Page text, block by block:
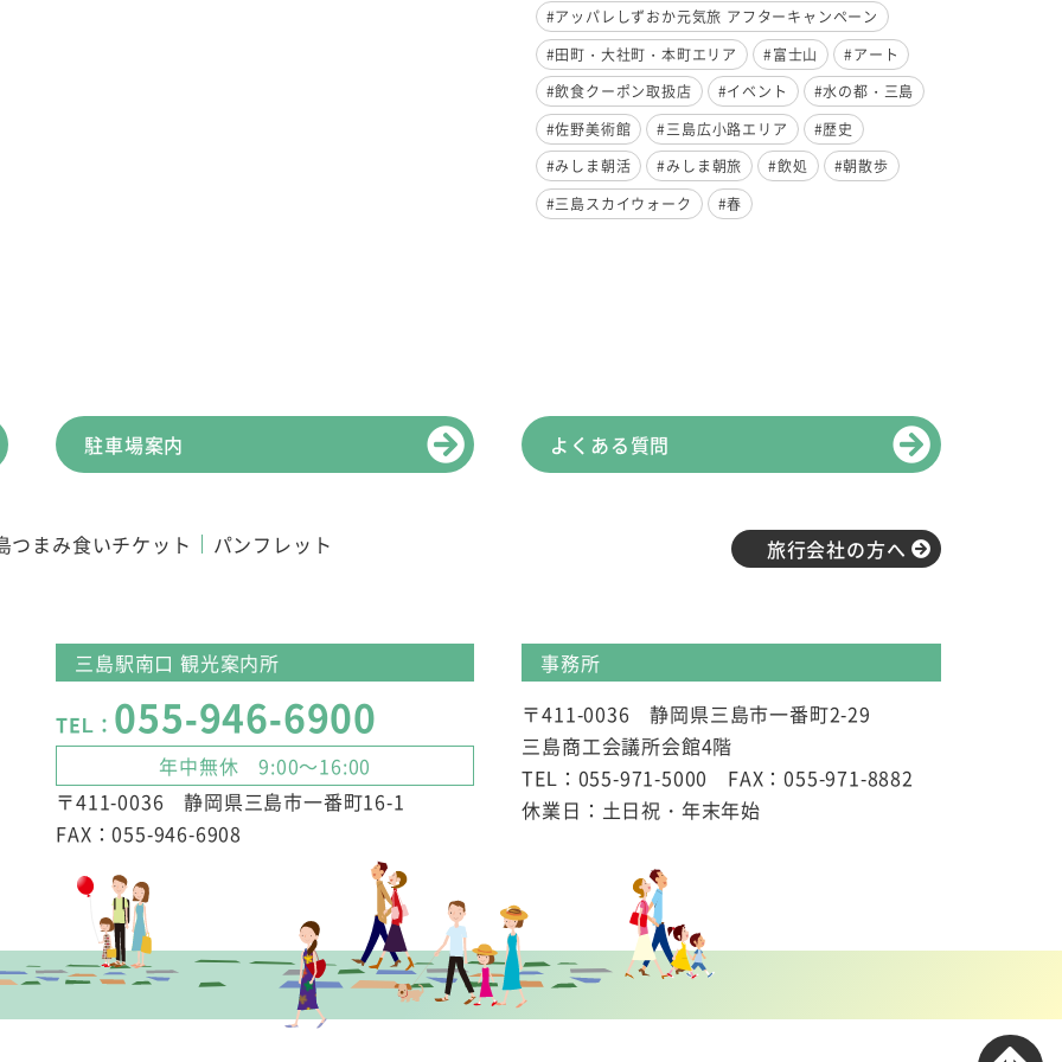
#アッパレしずおか元気旅 アフターキャンペーン
#田町・大社町・本町エリア
#富士山
#アート
#飲食クーポン取扱店
#イベント
#水の都・三島
#佐野美術館
#三島広小路エリア
#歴史
#みしま朝活
#みしま朝旅 #飲処
#朝散歩
#三島スカイウォーク
#春
駐車場案内 よくある質問
つまみ食いチケット パンフレット 旅行会社の方へ
三島駅南口 観光案内所
TEL： 055-946-6900
年中無休 9:00～16:00
〒411-0036 静岡県三島市一番町16-1
FAX：055-946-6908
事務所
〒411-0036 静岡県三島市一番町2-29
三島商工会議所会館4階
TEL：055-971-5000 FAX：055-971-8882
休業日：土日祝・年末年始